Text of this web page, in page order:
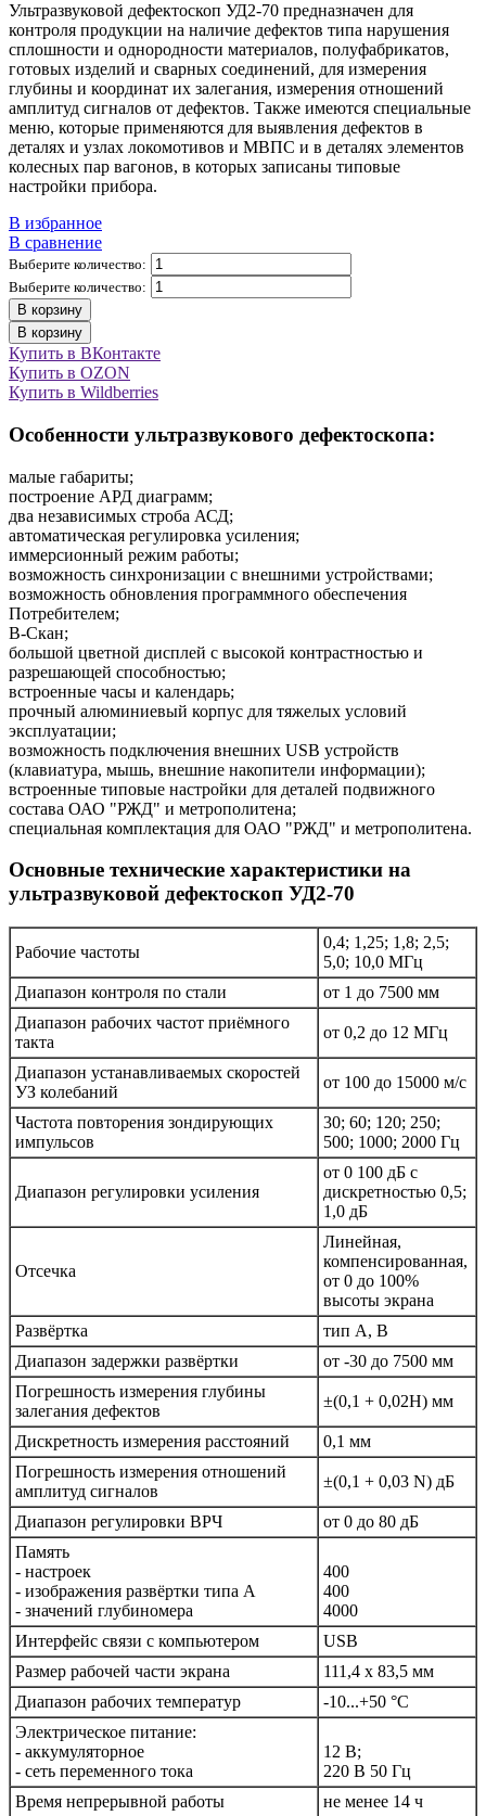
Ультразвуковой дефектоскоп УД2-70 предназначен для
контроля продукции на наличие дефектов типа нарушения
сплошности и однородности материалов, полуфабрикатов,
готовых изделий и сварных соединений, для измерения
глубины и координат их залегания, измерения отношений
амплитуд сигналов от дефектов. Также имеются специальные
меню, которые применяются для выявления дефектов в
деталях и узлах локомотивов и МВПС и в деталях элементов
колесных пар вагонов, в которых записаны типовые
настройки прибора.
В избранное
В сравнение
Выберите количество:
Выберите количество:
В корзину
В корзину
Купить в ВКонтакте
Купить в OZON
Купить в Wildberries
Особенности ультразвукового дефектоскопа:
малые габариты;
построение АРД диаграмм;
два независимых строба АСД;
автоматическая регулировка усиления;
иммерсионный режим работы;
возможность синхронизации с внешними устройствами;
возможность обновления программного обеспечения
Потребителем;
B-Скан;
большой цветной дисплей с высокой контрастностью и
разрешающей способностью;
встроенные часы и календарь;
прочный алюминиевый корпус для тяжелых условий
эксплуатации;
возможность подключения внешних USB устройств
(клавиатура, мышь, внешние накопители информации);
встроенные типовые настройки для деталей подвижного
состава ОАО "РЖД" и метрополитена;
специальная комплектация для ОАО "РЖД" и метрополитена.
Основные технические характеристики на
ультразвуковой дефектоскоп УД2-70
Рабочие частоты
0,4; 1,25; 1,8; 2,5;
5,0; 10,0 МГц
Диапазон контроля по стали
от 1 до 7500 мм
Диапазон рабочих частот приёмного
такта
от 0,2 до 12 МГц
Диапазон устанавливаемых скоростей
УЗ колебаний
от 100 до 15000 м/с
Частота повторения зондирующих
импульсов
30; 60; 120; 250;
500; 1000; 2000 Гц
Диапазон регулировки усиления
от 0 100 дБ с
дискретностью 0,5;
1,0 дБ
Отсечка
Линейная,
компенсированная,
от 0 до 100%
высоты экрана
Развёртка
тип А, В
Диапазон задержки развёртки
от -30 до 7500 мм
Погрешность измерения глубины
залегания дефектов
±(0,1 + 0,02Н) мм
Дискретность измерения расстояний
0,1 мм
Погрешность измерения отношений
амплитуд сигналов
±(0,1 + 0,03 N) дБ
Диапазон регулировки ВРЧ
от 0 до 80 дБ
Память
- настроек
- изображения развёртки типа А
- значений глубиномера
400
400
4000
Интерфейс связи с компьютером
USB
Размер рабочей части экрана
111,4 х 83,5 мм
Диапазон рабочих температур
-10...+50 °С
Электрическое питание:
- аккумуляторное
- сеть переменного тока
12 В;
220 В 50 Гц
Время непрерывной работы
не менее 14 ч